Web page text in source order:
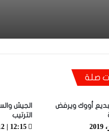
صلة
أووك ويرفض
الجيش
الترتيب
12:15 | 12 مايو، 2019